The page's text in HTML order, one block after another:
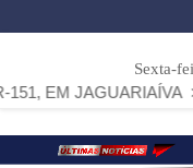
Sexta-
>>